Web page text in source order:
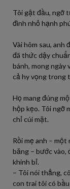
Tôi gật đầu, ngỡ
đình nhỏ hạnh
Vài hôm sau, anh
đã thức dậy
bánh, mong ngày
cả hy vọng trong
Họ mang đúng
hộp kẹo. Tôi ngỡ
chỉ cúi mặt.
Rồi mẹ anh –
băng – bước vào,
khinh bỉ.
– Tôi nói thẳng,
con trai tôi có